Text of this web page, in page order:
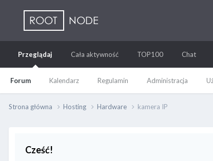
Przeglądaj
Forum Kalendarz Regulamin Administracja
Cała aktywność TOP100 Chat
Strona główna Hosting Hardware kamera IP
Cześć!